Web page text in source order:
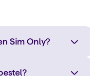
Sim Only?